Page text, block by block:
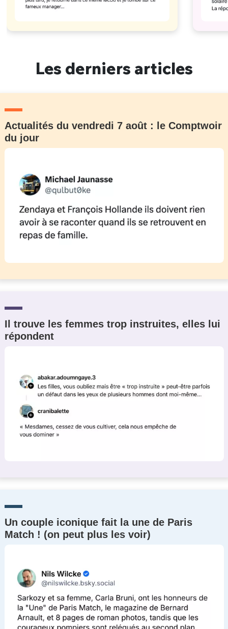
Les derniers articles
Actualités du vendredi 7 août : le Comptwoir
du jour
Il trouve les femmes trop instruites, elles lui
répondent
Un couple iconique fait la une de Paris
Match ! (on peut plus les voir)